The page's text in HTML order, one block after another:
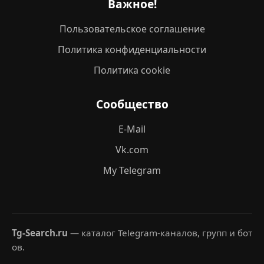
Важное!
Пользовательское соглашение
Политика конфиденциальности
Политика cookie
Сообщество
E-Mail
Vk.com
My Telegram
Tg-Search.ru — каталог Telegram-каналов, групп и бот
ов.